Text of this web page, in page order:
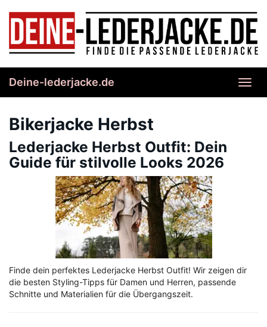
content
Deine-lederjacke.de
Bikerjacke Herbst
Lederjacke Herbst Outfit: Dein
Guide für stilvolle Looks 2026
Finde dein perfektes Lederjacke Herbst Outfit! Wir zeigen dir
die besten Styling-Tipps für Damen und Herren, passende
Schnitte und Materialien für die Übergangszeit.